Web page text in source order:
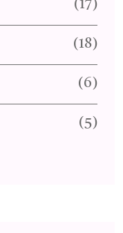
(17)
(18)
(6)
(5)